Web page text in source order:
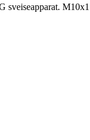
sveiseapparat.